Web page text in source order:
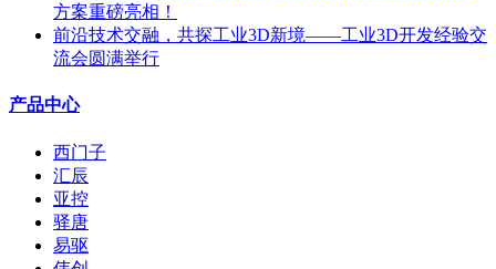
方案重磅亮相！
前沿技术交融，共探工业3D新境——工业3D开发经验交
流会圆满举行
产品中心
西门子
汇辰
亚控
驿唐
易驱